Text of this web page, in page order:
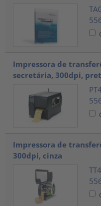
Impressora de
secretária, 300dpi,
Impressora de
300dpi, cinza